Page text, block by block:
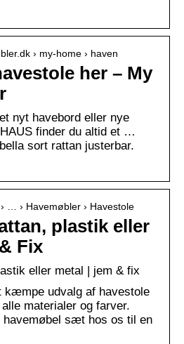
› my-home › haven
her – My
nyt havebord eller nye
finder du altid et …
sort rattan justerbar.
… › Havemøbler › Havestole
plastik eller
Fix
eller metal | jem & fix
kæmpe udvalg af havestole
materialer og farver.
sæt hos os til en